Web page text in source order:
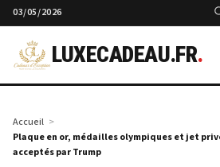
03/05/2026
LUXECADEAU.FR.
Accueil
Plaque en or, médailles olympiques et jet
acceptés par Trump